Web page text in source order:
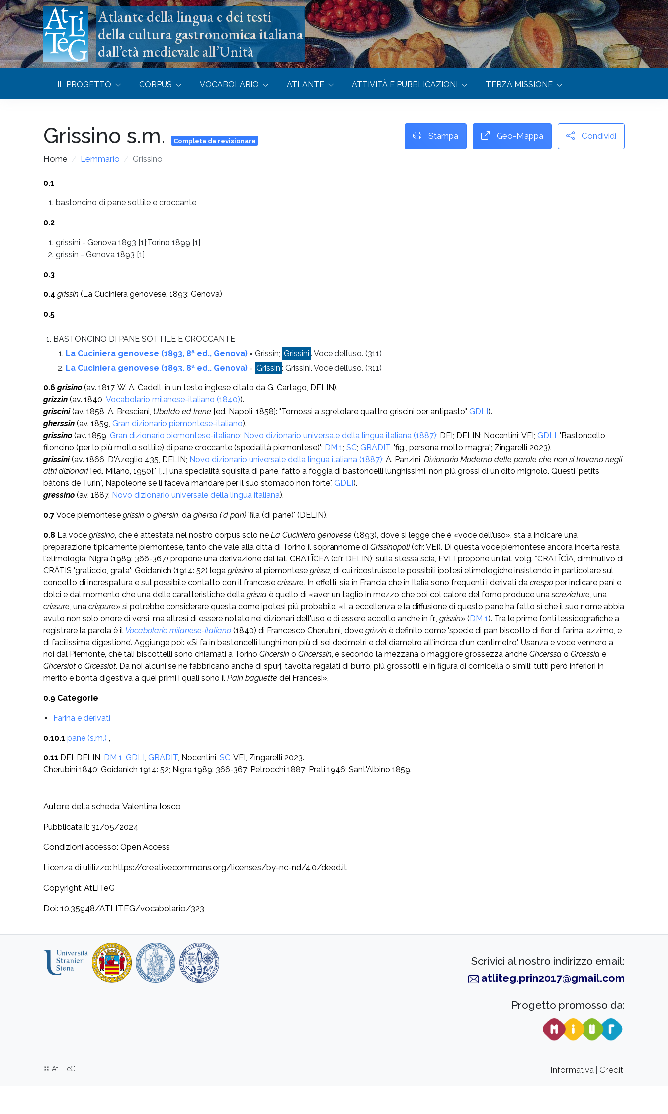
Atlante della lingua e dei testi
della cultura gastronomica italiana
dall’età medievale all’Unità
IL PROGETTO CORPUS VOCABOLARIO ATLANTE ATTIVITÀ E PUBBLICAZIONI TERZA MISSIONE
Grissino s.m. Completa da revisionare
Home Lemmario Grissino
Stampa Geo-Mappa Condividi
0.1
bastoncino di pane sottile e croccante
0.2
grissini - Genova 1893 [1];Torino 1899 [1]
grissin - Genova 1893 [1]
0.3
0.4 grissin (La Cuciniera genovese, 1893; Genova)
0.5
BASTONCINO DI PANE SOTTILE E CROCCANTE
La Cuciniera genovese (1893, 8ª ed., Genova) = Grissin; Grissini . Voce dell’uso. (311)
La Cuciniera genovese (1893, 8ª ed., Genova) = Grissin ; Grissini. Voce dell’uso. (311)
0.6 grisino (av. 1817, W. A. Cadell, in un testo inglese citato da G. Cartago, DELIN).
grizzìn (av. 1840, Vocabolario milanese-italiano (1840)).
griscini(av. 1858, A. Bresciani, Ubaldo ed Irene [ed. Napoli, 1858]: "Tomossi a sgretolare quattro griscini per antipasto" GDLI).
gherssin (av. 1859, Gran dizionario piemontese-italiano).
grissino (av. 1859, Gran dizionario piemontese-italiano; Novo dizionario universale della lingua italiana (1887); DEI; DELIN; Nocentini; VEI; GDLI , 'Ba­stoncello,
filoncino (per lo più molto sottile) di pane croccante (specialità piemontese)'; DM 1; SC; GRADIT , 'fig., persona molto magra'; Zingarelli 2023).
grissini(av. 1866, D'Azeglio 435, DELIN; Novo dizionario universale della lingua italiana (1887); A. Panzini, Dizionario Moderno delle parole che non si trovano negli
altri dizionari[ed. Milano, 1950]:" [...] una spe­cialità squisita di pane, fatto a foggia di bastoncelli lunghissimi, non più grossi di un dito mignolo. Questi 'petits
bàtons de Turin', Napoleone se li faceva mandare per il suo stomaco non forte", GDLI).
gressino (av. 1887, Novo dizionario universale della lingua italiana).
0.7Voce piemontese grissìn o ghersìn , da ghersa ('d pan) 'fila (di pane)' (DELIN).
0.8 La voce grissino , che è attestata nel nostro corpus solo ne La Cuciniera genovese (1893), dove si legge che è «voce dell’uso», sta a indicare una
preparazione tipicamente piemontese, tanto che vale alla città di Torino il soprannome di Grissinopoli(cfr. VEI). Di questa voce piemontese ancora incerta resta
l'etimologia: Nigra (1989: 366-367) propone una derivazione dal lat. CRATĪCEA (cfr. DELIN); sulla stessa scia, EVLI propone un lat. volg. *CRATĪCĬA, diminutivo di
CRĀTIS 'graticcio, grata'; Goidanich (1914: 52) lega grissino al piemontese grissa, di cui ricostruisce le possibili ipotesi etimologiche insistendo in particolare sul
concetto di increspatura e sul possibile contatto con il francese crissure. In effetti, sia in Francia che in Italia sono frequenti i derivati da crespo per indicare pani e
dolci e dal momento che una delle caratteristiche della grissa è quello di «aver un taglio in mezzo che poi col calore del forno produce unascreziature, una
crissure, una crispure» si potrebbe considerare questa come ipotesi più probabile. «La eccellenza e la diffusione di questo pane ha fatto sì che il suo nome abbia
avuto non solo onore di versi, ma altresì di essere notato nei dizionari dell'uso e di essere accolto anche in fr., grissin» (DM 1 ). Tra le prime fonti lessicografiche a
registrare la parola è il Vocabolario milanese-italiano (1840) di Francesco Cherubini, dove grizzin è definito come 'specie di pan biscotto di fior di farina, azzimo, e
di facilissima digestione'. Aggiunge poi: «Si fa in bastoncelli lunghi non più di sei decimetri e del diametro all'incirca d'un centimetro'. Usanza e voce vennero a
noi dal Piemonte, ché tali biscottelli sono chiamati a Torino Ghœrsin o Ghœrssin , e secondo la mezzana o maggiore grossezza anche Ghœrssa o Grœssia e
Ghœrsiöt o Grœssiöt. Da noi alcuni se ne fabbricano anche di spurj, tavolta regalati di burro, più grossotti, e in figura di cornicella o simili; tutti però inferiori in
merito e bontà digestiva a quei primi i quali sono il Pain baguette dei Francesi».
0.9 Categorie
Farina e derivati
0.10.1 pane (s.m.)
0.11 DEI, DELIN, DM 1 GDLI GRADIT , Nocentini, SC , VEI, Zingarelli 2023.
Cherubini 1840; Goidanich 1914: 52; Nigra 1989: 366-367; Petrocchi 1887; Prati 1946; Sant'Albino 1859.
Autore della scheda: Valentina Iosco
Pubblicata il: 31/05/2024
Condizioni accesso: Open Access
Licenza di utilizzo: https://creativecommons.org/licenses/by-nc-nd/4.0/deed.it
Copyright: AtLiTeG
Doi: 10.35948/ATLITEG/vocabolario/323
Scrivici al nostro indirizzo email:
atliteg.prin2017@gmail.com
Progetto promosso da:
© AtLiTeG Informativa Crediti